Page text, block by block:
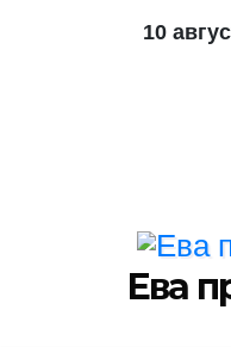
10
Ева